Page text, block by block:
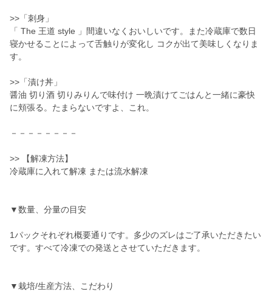
>>「刺身」
「 The 王道 style 」間違いなくおいしいです。また冷蔵庫で数日
寝かせることによって舌触りが変化し コクが出て美味しくなりま
す。
>>「漬け丼」
醤油 切り酒 切りみりんで味付け 一晩漬けてごはんと一緒に豪快
に頬張る。たまらないですよ、これ。
－－－－－－－－
>> 【解凍方法】
冷蔵庫に入れて解凍 または流水解凍
▼数量、分量の目安
1パックそれぞれ概要通りです。多少のズレはご了承いただきたい
です。すべて冷凍での発送とさせていただきます。
▼栽培/生産方法、こだわり